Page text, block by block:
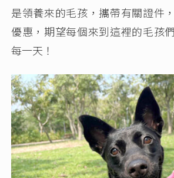
是領養來的毛孩，攜帶有關證件
優惠，期望每個來到這裡的毛孩
每一天！